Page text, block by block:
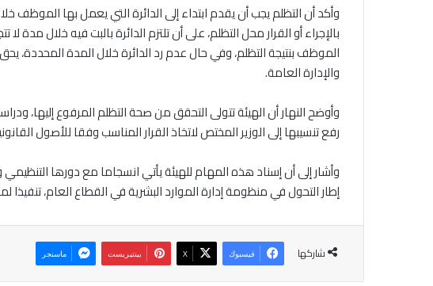
وأكد أن التظلم يجب أن يقدم ابتداء إلى الدائرة التي يعمل بها الموظف
بالإجراء أو القرار محل التظلم، على أن تلتزم الدائرة بالبت فيه خلال مدة لا
الموظف بنتيجة التظلم، وفي حال عدم رد الدائرة خلال المدة المحددة،
والإدارة العامة.
وأوضح النهار أن الهيئة تتولى التحقق من صحة التظلم المرفوع إليها،
رفع تنسيبها إلى الوزير المختص لاتخاذ القرار المناسب وفقا للأصول
وأشار إلى أن إسناد هذه المهام للهيئة يأتي انسجاما مع دورها
إطار التحول في منظومة إدارة الموارد البشرية في القطاع العام،
شاركها فيسبوك ‫X بينتيريست ماسنجر